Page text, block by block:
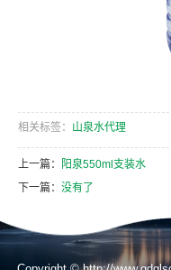
相关标签： 山泉水代理
上一篇：
阳泉550ml支装水
下一篇： 没有了